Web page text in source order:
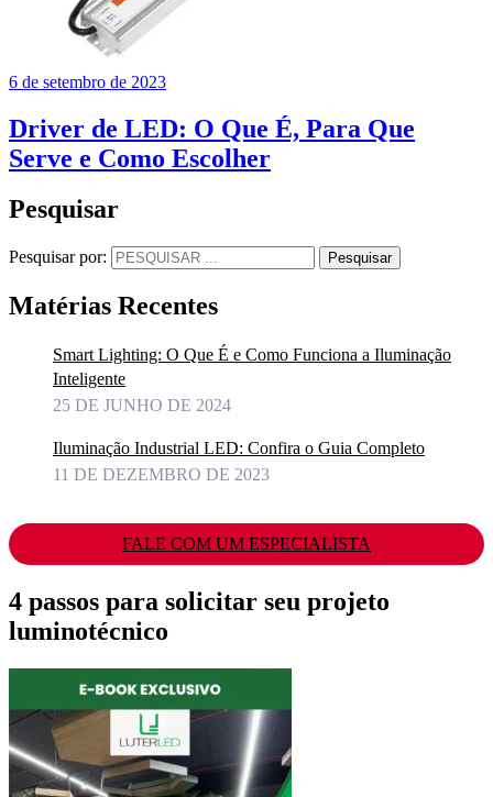
6 de setembro de 2023
Driver de LED: O Que É, Para Que
Serve e Como Escolher
Pesquisar
Pesquisar por: Pesquisar
Matérias Recentes
Smart Lighting: O Que É e Como Funciona a Iluminação
Inteligente
25 DE JUNHO DE 2024
Iluminação Industrial LED: Confira o Guia Completo
11 DE DEZEMBRO DE 2023
FALE COM UM ESPECIALISTA
4 passos para solicitar seu projeto
luminotécnico